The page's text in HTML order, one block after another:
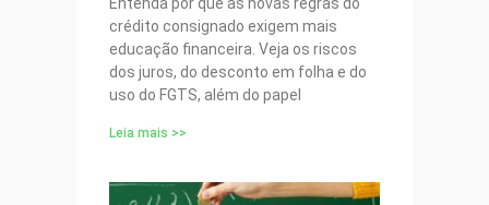
crédito consignado exigem mais
educação financeira. Veja os riscos
dos juros, do desconto em folha e do
uso do FGTS, além do papel
Leia mais >>